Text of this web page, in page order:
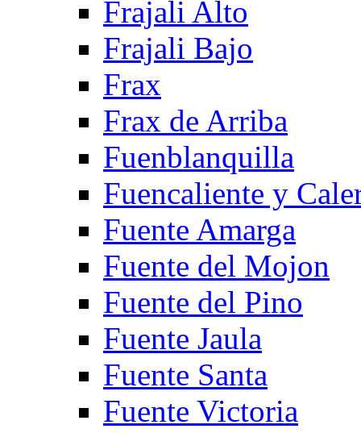
Frajali Alto
Frajali Bajo
Frax
Frax de Arriba
Fuenblanquilla
Fuencaliente y
Fuente Amarga
Fuente del Mojon
Fuente del Pino
Fuente Jaula
Fuente Santa
Fuente Victoria